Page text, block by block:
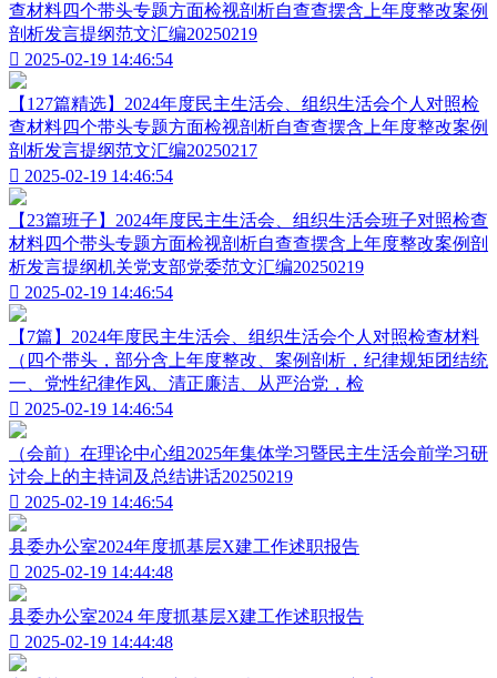
查材料四个带头专题方面检视剖析自查查摆含上年度整改案例
剖析发言提纲范文汇编20250219
 2025-02-19 14:46:54
【127篇精选】2024年度民主生活会、组织生活会个人对照检
查材料四个带头专题方面检视剖析自查查摆含上年度整改案例
剖析发言提纲范文汇编20250217
 2025-02-19 14:46:54
【23篇班子】2024年度民主生活会、组织生活会班子对照检查
材料四个带头专题方面检视剖析自查查摆含上年度整改案例剖
析发言提纲机关党支部党委范文汇编20250219
 2025-02-19 14:46:54
【7篇】2024年度民主生活会、组织生活会个人对照检查材料
（四个带头，部分含上年度整改、案例剖析，纪律规矩团结统
一、党性纪律作风、清正廉洁、从严治党，检
 2025-02-19 14:46:54
（会前）在理论中心组2025年集体学习暨民主生活会前学习研
讨会上的主持词及总结讲话20250219
 2025-02-19 14:46:54
县委办公室2024年度抓基层X建工作述职报告
 2025-02-19 14:44:48
县委办公室2024 年度抓基层X建工作述职报告
 2025-02-19 14:44:48